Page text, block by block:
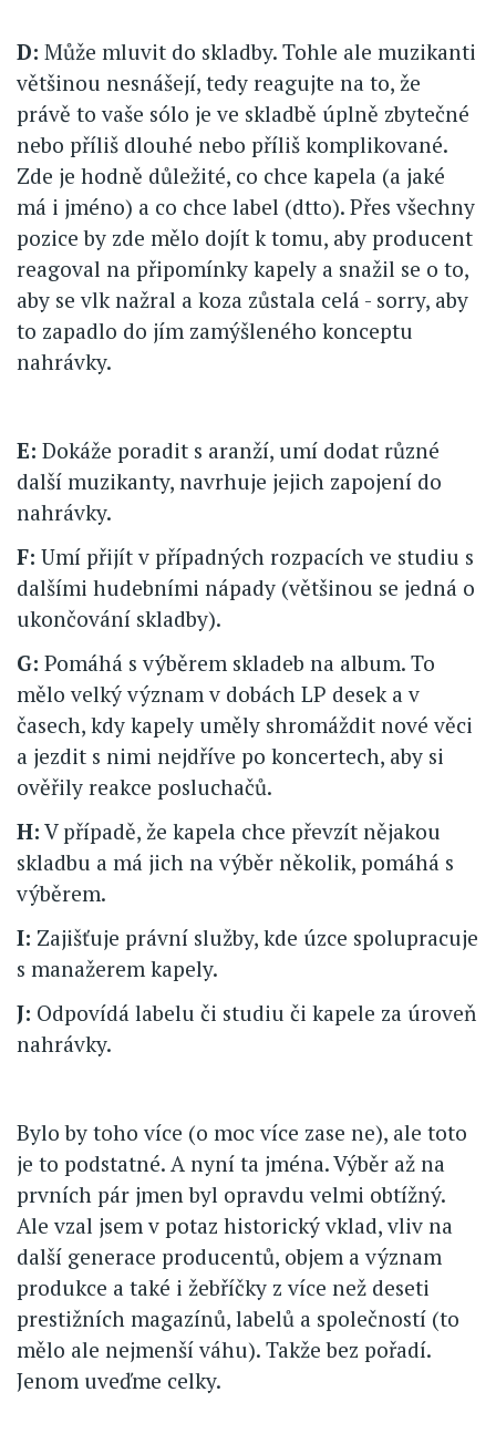
D: Může mluvit do skladby. Tohle ale muzikanti
většinou nesnášejí, tedy reagujte na to, že
právě to vaše sólo je ve skladbě úplně zbytečné
nebo příliš dlouhé nebo příliš komplikované.
Zde je hodně důležité, co chce kapela (a jaké
má i jméno) a co chce label (dtto). Přes všechny
pozice by zde mělo dojít k tomu, aby producent
reagoval na připomínky kapely a snažil se o to,
aby se vlk nažral a koza zůstala celá - sorry, aby
to zapadlo do jím zamýšleného konceptu
nahrávky.
E: Dokáže poradit s aranží, umí dodat různé
další muzikanty, navrhuje jejich zapojení do
nahrávky.
F: Umí přijít v případných rozpacích ve studiu s
dalšími hudebními nápady (většinou se jedná o
ukončování skladby).
G: Pomáhá s výběrem skladeb na album. To
mělo velký význam v dobách LP desek a v
časech, kdy kapely uměly shromáždit nové věci
a jezdit s nimi nejdříve po koncertech, aby si
ověřily reakce posluchačů.
H: V případě, že kapela chce převzít nějakou
skladbu a má jich na výběr několik, pomáhá s
výběrem.
I: Zajišťuje právní služby, kde úzce spolupracuje
s manažerem kapely.
J: Odpovídá labelu či studiu či kapele za úroveň
nahrávky.
Bylo by toho více (o moc více zase ne), ale toto
je to podstatné. A nyní ta jména. Výběr až na
prvních pár jmen byl opravdu velmi obtížný.
Ale vzal jsem v potaz historický vklad, vliv na
další generace producentů, objem a význam
produkce a také i žebříčky z více než deseti
prestižních magazínů, labelů a společností (to
mělo ale nejmenší váhu). Takže bez pořadí.
Jenom uveďme celky.